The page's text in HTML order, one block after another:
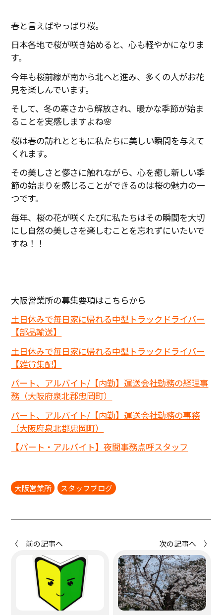
春と言えばやっぱり桜。
日本各地で桜が咲き始めると、心も軽やかになりま
す。
今年も桜前線が南から北へと進み、多くの人がお花
見を楽しんでいます。
そして、冬の寒さから解放され、暖かな季節が始ま
ることを実感しますよね🌸
桜は春の訪れとともに私たちに美しい瞬間を与えて
くれます。
その美しさと儚さに触れながら、心を癒し新しい季
節の始まりを感じることができるのは桜の魅力の一
つです。
毎年、桜の花が咲くたびに私たちはその瞬間を大切
にし自然の美しさを楽しむことを忘れずにいたいで
すね！！
大阪営業所の募集要項はこちらから
土日休みで毎日家に帰れる中型トラックドライバー
【部品輸送】
土日休みで毎日家に帰れる中型トラックドライバー
【雑貨集配】
パート、アルバイト/【内勤】運送会社勤務の経理事
務（大阪府泉北郡忠岡町）
パート、アルバイト/【内勤】運送会社勤務の事務
（大阪府泉北郡忠岡町）
【パート・アルバイト】夜間事務点呼スタッフ
大阪営業所 スタッフブログ
〈 前の記事へ 次の記事へ 〉